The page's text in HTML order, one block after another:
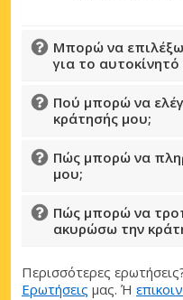
Μπορώ να
για το
Πού μπορώ να
κράτησής μου;
Πώς μπορώ να
μου;
Πώς μπορώ να
ακυρώσω την
Περισσότερες
Ερωτήσεις μας. Ή